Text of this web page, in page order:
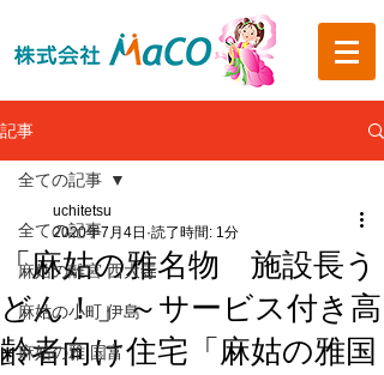
記事
全ての記事
麻姑の離宮 西大寺
麻姑の小町 伊島
麻姑の雅 国富
全ての記事
「麻姑の雅名物 施設長う
どん！」～サービス付き高
齢者向け住宅「麻姑の雅国
uchitetsu
2020年7月4日 読了時間: 1分